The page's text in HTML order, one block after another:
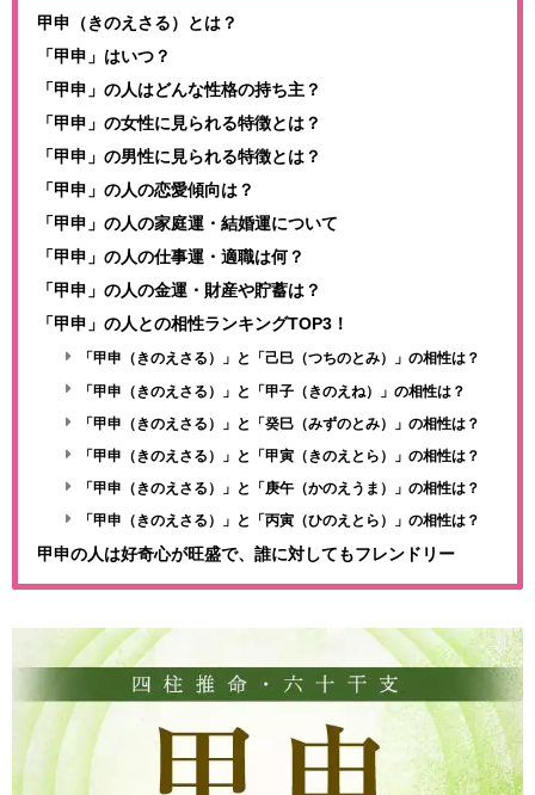
甲申（きのえさる）とは？
「甲申」はいつ？
「甲申」の人はどんな性格の持ち主？
「甲申」の女性に見られる特徴とは？
「甲申」の男性に見られる特徴とは？
「甲申」の人の恋愛傾向は？
「甲申」の人の家庭運・結婚運について
「甲申」の人の仕事運・適職は何？
「甲申」の人の金運・財産や貯蓄は？
「甲申」の人との相性ランキングTOP3！
「甲申（きのえさる）」と「己巳（つちのとみ）」の相性は？
「甲申（きのえさる）」と「甲子（きのえね）」の相性は？
「甲申（きのえさる）」と「癸巳（みずのとみ）」の相性は？
「甲申（きのえさる）」と「甲寅（きのえとら）」の相性は？
「甲申（きのえさる）」と「庚午（かのえうま）」の相性は？
「甲申（きのえさる）」と「丙寅（ひのえとら）」の相性は？
甲申の人は好奇心が旺盛で、誰に対してもフレンドリー